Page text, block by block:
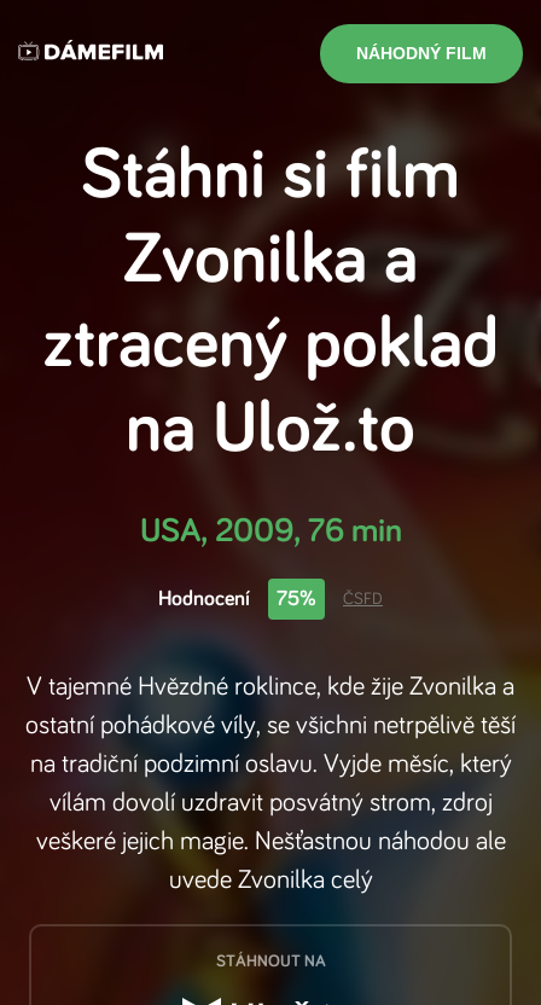
NÁHODNÝ FILM
Stáhni si film
Zvonilka a
ztracený poklad
na Ulož.to
USA, 2009, 76 min
Hodnocení 75% ČSFD
V tajemné Hvězdné roklince, kde žije Zvonilka a
ostatní pohádkové víly, se všichni netrpělivě těší
na tradiční podzimní oslavu. Vyjde měsíc, který
vílám dovolí uzdravit posvátný strom, zdroj
veškeré jejich magie. Nešťastnou náhodou ale
uvede Zvonilka celý
STÁHNOUT NA